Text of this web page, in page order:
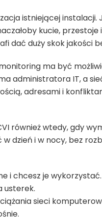
istniejącej instalacji.
kucie,
dać duży skok jakości
ma być
administratora IT, a
adresami i
również wtedy, gdy
dzień i w nocy, bez
i chcesz je wykorzystać.
usterek.
sieci